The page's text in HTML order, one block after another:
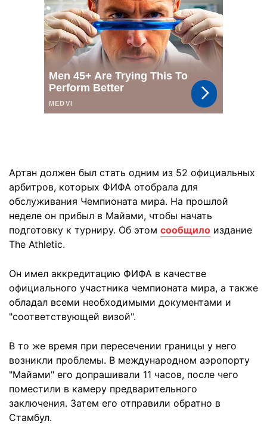
Артан должен был стать одним из 52 официальных
арбитров, которых ФИФА отобрала для
обслуживания Чемпионата мира. На прошлой
неделе он прибыл в Майами, чтобы начать
подготовку к турниру. Об этом сообщило издание
The Athletic.
Он имел аккредитацию ФИФА в качестве
официального участника чемпионата мира, а также
обладал всеми необходимыми документами и
"соответствующей визой".
В то же время при пересечении границы у него
возникли проблемы. В международном аэропорту
"Майами" его допрашивали 11 часов, после чего
поместили в камеру предварительного
заключения. Затем его отправили обратно в
Стамбул.